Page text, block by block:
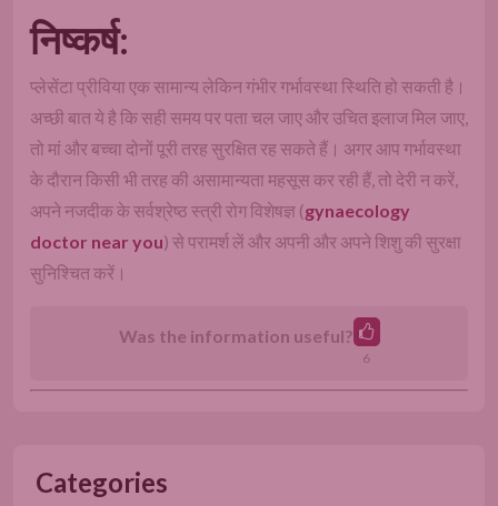
निष्कर्ष:
प्लेसेंटा प्रीविया एक सामान्य लेकिन गंभीर गर्भावस्था स्थिति हो सकती है।
अच्छी बात ये है कि सही समय पर पता चल जाए और उचित इलाज मिल जाए,
तो मां और बच्चा दोनों पूरी तरह सुरक्षित रह सकते हैं। अगर आप गर्भावस्था
के दौरान किसी भी तरह की असामान्यता महसूस कर रही हैं, तो देरी न करें,
अपने नजदीक के सर्वश्रेष्ठ स्त्री रोग विशेषज्ञ (gynaecology
doctor near you) से परामर्श लें और अपनी और अपने शिशु की सुरक्षा
सुनिश्चित करें।
Was the information useful?
6
Categories